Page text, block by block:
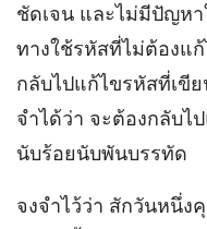
ชัดเจน และไม่มีปัญห
ทางใช้รหัสที่ไม่ต้องแ
กลับไปแก้ไขรหัสที่เขี
จำได้ว่า จะต้องกลับไ
นับร้อยนับพันบรรทัด
จงจำไว้ว่า สักวันหนึ่ง